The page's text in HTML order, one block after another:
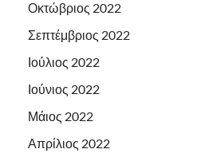
Οκτώβριος 2022
Σεπτέμβριος 2022
Ιούλιος 2022
Ιούνιος 2022
Μάιος 2022
Απρίλιος 2022